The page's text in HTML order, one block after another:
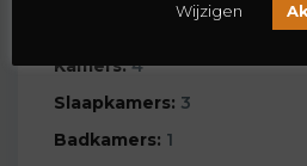
Kamers:4
Slaapkamers: 3
Badkamers: 1
Wijzigen